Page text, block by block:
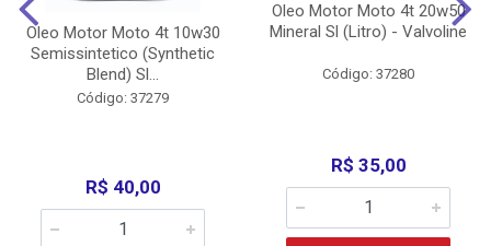
Oleo Motor Moto 4t 10w30
Semissintetico (Synthetic
Blend) Sl...
Código: 37279
R$ 40,00
Oleo Motor Moto 4t 20w50
Mineral Sl (Litro) - Valvoline
Código: 37280
R$ 35,00